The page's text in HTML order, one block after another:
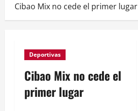
Cibao Mix no cede el primer lugar
Deportivas
Cibao Mix no cede el
primer lugar